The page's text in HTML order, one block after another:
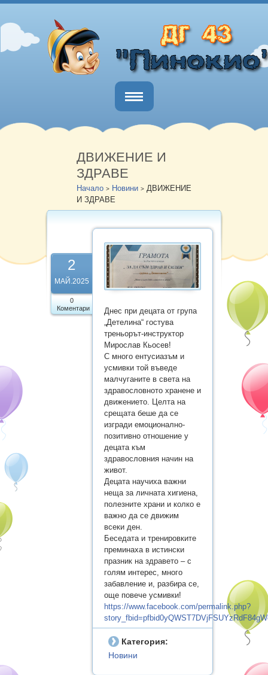
Начало
За нас
Новини
БДП
Документи
Обществен съвет
Бюджет
Административни услуги и
заявления
Вътрешни правила за
обществени поръчки
Профил на купувача
Процедури
Нормативна уредба
РАБОТА НА ДЕТСКАТА
ГРАДИНА В УСЛОВИЯТА НА
ПРИЕМ УЧЕБНА 2026/2027
АКТУАЛНА ИНФОРМАЦИЯ –
СИСТЕМА ЗА
ЦЕНТРАЛИЗИРАНО
ЕЛЕКТРОННО КЛАСИРАНЕ
ОБЩИНА ВАРНА
ДВИЖЕНИЕ И
ЗДРАВЕ
Начало > Новини > ДВИЖЕНИЕ
И ЗДРАВЕ
2
МАЙ.2025
0
Коментари
Днес при децата от група
„Детелина“ гостува
треньорът-инструктор
Мирослав Кьосев!
С много ентусиазъм и
усмивки той въведе
малчуганите в света на
здравословното хранене и
движението. Целта на
срещата беше да се
изгради емоционално-
позитивно отношение у
децата към
здравословния начин на
живот.
Децата научиха важни
неща за личната хигиена,
полезните храни и колко е
важно да се движим
всеки ден.
Беседата и тренировките
преминаха в истински
празник на здравето – с
голям интерес, много
забавление и, разбира се,
още повече усмивки!
https://www.facebook.com/permalink.php?
Категория:
Новини